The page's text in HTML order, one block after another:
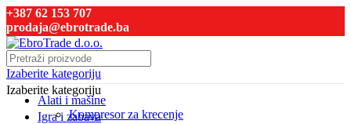
+387 62 153 707
prodaja@ebrotrade.ba
Izaberite kategoriju
Alati i mašine
Kompresor za krecenje
Izaberite kategoriju
Igra i zabava